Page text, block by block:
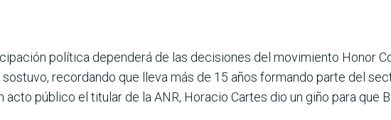
política dependerá de las decisiones del movimiento Honor
sostuvo, recordando que lleva más de 15 años formando parte del
acto público el titular de la ANR, Horacio Cartes dio un giño para que